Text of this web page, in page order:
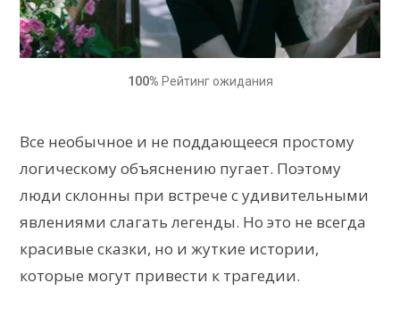
100% Рейтинг ожидания
Все необычное и не поддающееся простому
логическому объяснению пугает. Поэтому
люди склонны при встрече с удивительными
явлениями слагать легенды. Но это не всегда
красивые сказки, но и жуткие истории,
которые могут привести к трагедии.